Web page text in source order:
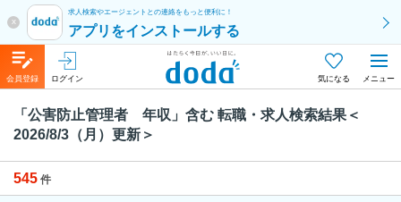
x
求人検索やエージェントとの連絡をもっと便利に！
アプリをインストールする
会員登録
ログイン
気になる
「公害防止管理者 年収」含む 転職・求人検索結果＜
2026/8/3（月）更新＞
545 件